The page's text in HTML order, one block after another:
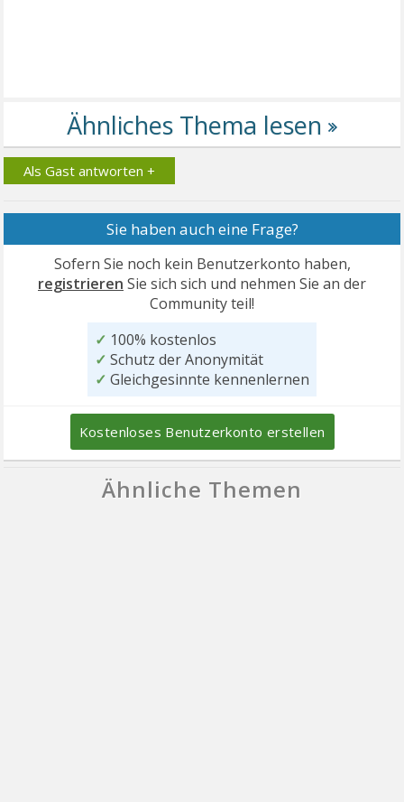
Als Gast antworten +
Sie haben auch eine Frage?
Sofern Sie noch kein Benutzerkonto haben,
registrieren Sie sich sich und nehmen Sie an der
Community teil!
✓ 100% kostenlos
✓ Schutz der Anonymität
✓ Gleichgesinnte kennenlernen
Kostenloses Benutzerkonto erstellen
Ähnliche Themen